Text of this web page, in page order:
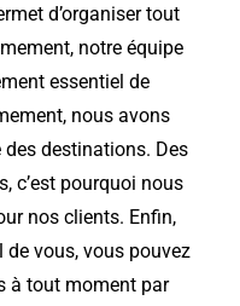
d’organiser tout
notre équipe
essentiel de
, nous avons
des destinations. Des
c’est pourquoi nous
nos clients. Enfin,
de vous, vous pouvez
à tout moment par